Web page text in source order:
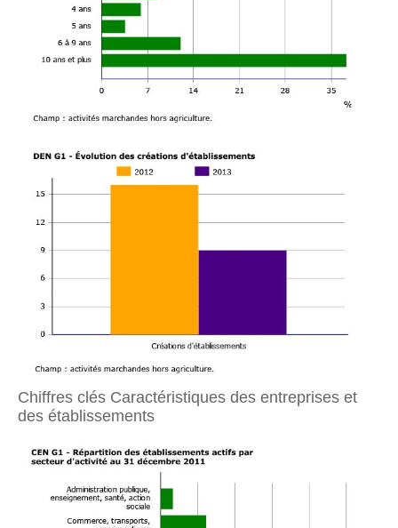
Chiffres clés Caractéristiques des entreprises et
des établissements